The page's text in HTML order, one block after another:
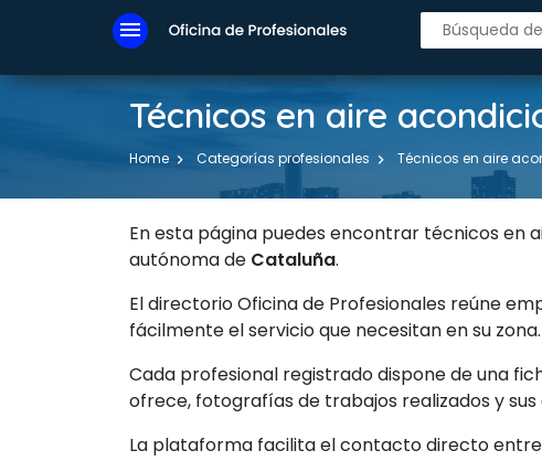
menu
Técnicos en aire
Home Categorías profesionales Técnicos en aire
En esta página puedes encontrar técnicos en
autónoma de Cataluña.
El directorio Oficina de Profesionales reúne
fácilmente el servicio que necesitan en su zona.
Cada profesional registrado dispone de una
ofrece, fotografías de trabajos realizados y
La plataforma facilita el contacto directo entre